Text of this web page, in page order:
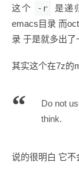
这个 -r
是递
emacs目录 而
录 于是就多出了
其实这个在7z的
Do not
think.
说的很明白 它